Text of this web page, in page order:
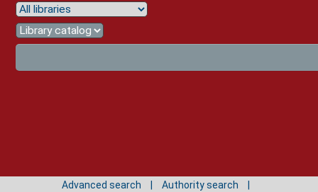
Advanced search
Authority search